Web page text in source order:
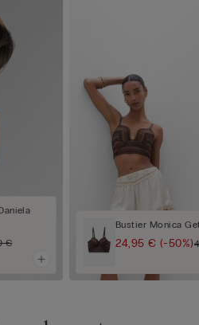
€
Bustier Monica
24,95 €(-50%)